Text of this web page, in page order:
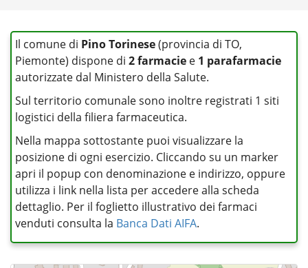
Il comune di Pino Torinese(provincia di TO,
Piemonte) dispone di 2 farmacie e 1 parafarmacie
autorizzate dal Ministero della Salute.
Sul territorio comunale sono inoltre registrati 1 siti
logistici della filiera farmaceutica.
Nella mappa sottostante puoi visualizzare la
posizione di ogni esercizio. Cliccando su un marker
apri il popup con denominazione e indirizzo, oppure
utilizza i link nella lista per accedere alla scheda
dettaglio. Per il foglietto illustrativo dei farmaci
venduti consulta la Banca Dati AIFA.